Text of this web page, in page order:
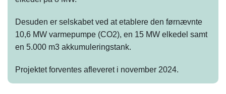
Desuden er selskabet ved at etablere den førnævnte
10,6 MW varmepumpe (CO2), en 15 MW elkedel samt
en 5.000 m3 akkumuleringstank.
Projektet forventes afleveret i november 2024.